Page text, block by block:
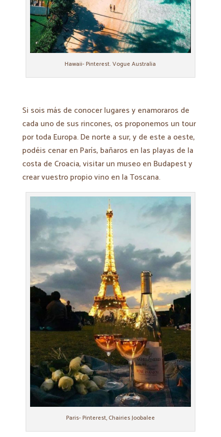
Hawaii- Pinterest. Vogue Australia
Si sois más de conocer lugares y enamoraros de
cada uno de sus rincones, os proponemos un tour
por toda Europa. De norte a sur, y de este a oeste,
podéis cenar en París, bañaros en las playas de la
costa de Croacia, visitar un museo en Budapest y
crear vuestro propio vino en la Toscana.
Paris- Pinterest, Chairies Joobalee